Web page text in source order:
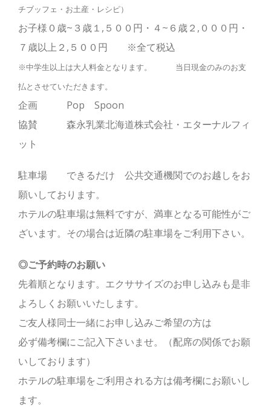
チブッフェ・お土産・レシピ）
お子様０歳~３歳１,５００円・４~６歳２,０００円・
７歳以上２,５００円 ※全て税込
※中学生以上は大人料金となります。 当日現金のみのお支
払とさせていただきます。
企画 Pop Spoon
協賛 森永乳業北海道株式会社・エターナルフィ
ット
駐車場 できるだけ 公共交通機関でのお越しをお
願いしております。
ホテルの駐車場は無料ですが、満車となる可能性がご
ざいます。その場合は近隣の駐車場をご利用下さい。
◎ご予約時のお願い
先着順となります。エクササイズのお申し込みも是非
よろしくお願いいたします。
ご友人様同士一緒にお申し込みご希望の方は
必ず備考欄にご記入下さいませ。（配席の関係でお願
いしております）
ホテルの駐車場をご利用される方は備考欄にお願いし
ます。